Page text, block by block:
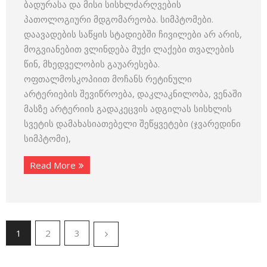
ბადურასა და მისი სისხლძარღვების
პათოლოგიური მდგომარეობა. სიმპტომები.
დაავადების საწყის სტადიებში ჩივილები არ არის,
მოგვიანებით ვლინდება მუქი ლაქები თვალების
წინ, მხედველობის გაუარესება.
ოფთალმოსკოპიით მოჩანს რეტინული
არტერიების შევიწროება, დაკლაკნილობა, ვენაში
მასზე არტერიის გადაკეცვის ადგილას სისხლის
სვეტის დამახასიათებელი შეწყვეტები (ჯვარედინი
სიმპტომი),
Read More
1 2 3